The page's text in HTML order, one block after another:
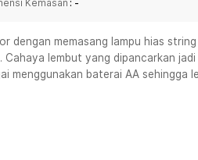
Jumat (07:00 - 20:00), Sabtu - Minggu
(08:00 - 20:00), Sabtu - Minggu/ Libur
Kemasan : -
dengan memasang lampu hias
Cahaya lembut yang dipancarkan jadi
menggunakan baterai AA sehingga